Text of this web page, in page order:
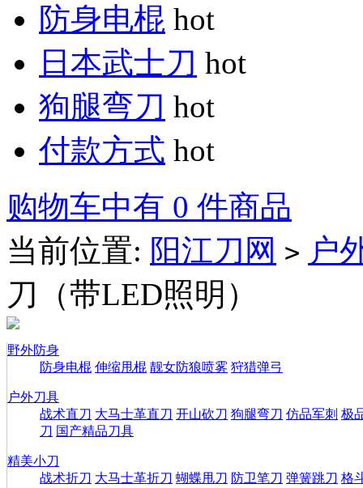
防身电棍 hot
日本武士刀 hot
狗腿弯刀 hot
付款方式 hot
购物车中有 0 件商品
当前位置: 阳江刀网 > 户
刀（带LED照明）
野外防身
防身电棍 伸缩甩棍 靓女防狼喷雾 狩猎弹弓
户外刀具
战术直刀 大马士革直刀 开山砍刀 狗腿弯刀 仿品军刺 极
刀 国产精品刀具
精美小刀
战术折刀 大马士革折刀 蝴蝶甩刀 防卫笔刀 弹簧跳刀 格